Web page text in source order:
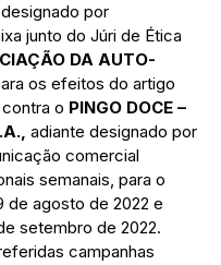
por
junto do Júri de Ética
DA AUTO-
os efeitos do artigo
contra o PINGO DOCE –
adiante designado por
comercial
semanais, para o
de agosto de 2022 e
setembro de 2022.
campanhas